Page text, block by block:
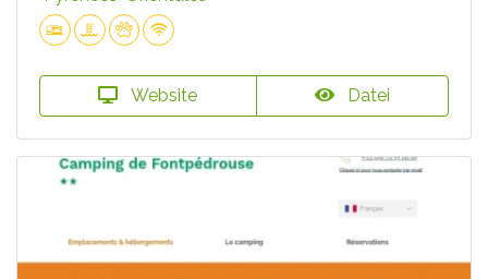
Website Datei